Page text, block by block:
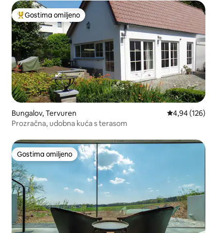
Najuspešniji među gostima omiljenim
Gostima omiljeno
Bungalov, Tervuren Prosečna
4,94 (126)
Prozračna, udobna kuća s terasom
Gostima omiljeno
Gostima omiljeno